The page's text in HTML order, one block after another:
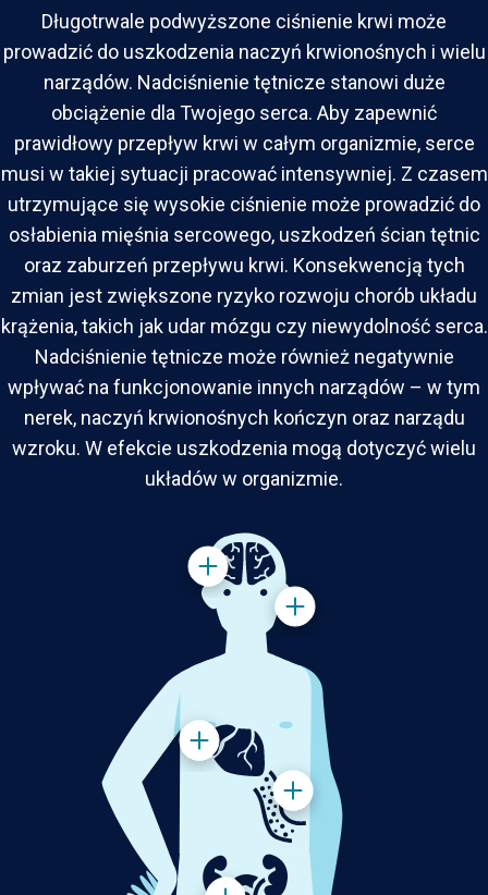
Długotrwale podwyższone ciśnienie krwi może
prowadzić do uszkodzenia naczyń krwionośnych i wielu
narządów. Nadciśnienie tętnicze stanowi duże
obciążenie dla Twojego serca. Aby zapewnić
prawidłowy przepływ krwi w całym organizmie, serce
musi w takiej sytuacji pracować intensywniej. Z czasem
utrzymujące się wysokie ciśnienie może prowadzić do
osłabienia mięśnia sercowego, uszkodzeń ścian tętnic
oraz zaburzeń przepływu krwi. Konsekwencją tych
zmian jest zwiększone ryzyko rozwoju chorób układu
krążenia, takich jak udar mózgu czy niewydolność serca.
Nadciśnienie tętnicze może również negatywnie
wpływać na funkcjonowanie innych narządów – w tym
nerek, naczyń krwionośnych kończyn oraz narządu
wzroku. W efekcie uszkodzenia mogą dotyczyć wielu
układów w organizmie.